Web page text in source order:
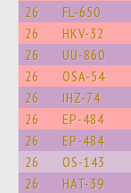
26 FL-650
26 HKV-32
26 UU-860
26 OSA-54
26 IHZ-74
26 EP-484
26 EP-484
26 OS-143
26 HAT-39